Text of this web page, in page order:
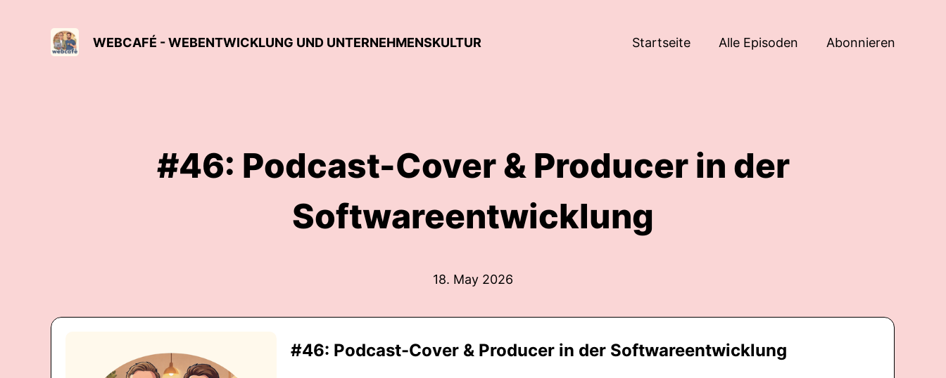
WEBCAFÉ - WEBENTWICKLUNG UND UNTERNEHMENSKULTUR Startseite Alle Episoden Abonnieren
#46: Podcast-Cover & Producer in der
Softwareentwicklung
18. May 2026